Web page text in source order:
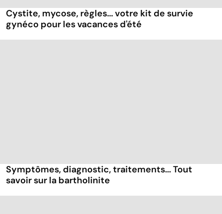
Cystite, mycose, règles... votre kit de survie
gynéco pour les vacances d'été
Symptômes, diagnostic, traitements... Tout
savoir sur la bartholinite